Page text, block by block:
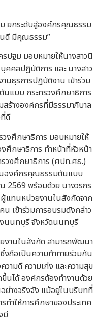
ยกระดับสู่องค์กรคุณธรรม
นดี มีคุณธรรม”
ปฐม มอบหมายให้นางสาวนิ
คลปฏิบัติการ และ นางสาว
นธุรการปฏิบัติงาน เข้าร่วม
แบบ กระทรวงศึกษาธิการ
ร้างองค์กรที่มีธรรมาภิบาล
ดี
งศึกษาธิการ มอบหมายให้
ศึกษาธิการ ทำหน้าที่หัวหน้า
วงศึกษาธิการ (ศปท.ศธ.)
นองค์กรคุณธรรมต้นแบบ
2569 พร้อมด้วย นางวรภร
แทนหน่วยงานในสังกัดจาก
เข้าร่วมการอบรมดังกล่าว
งนนทบุรี จังหวัดนนทบุรี
งานในสังกัด สามารถพัฒนา
ถือเป็นความท้าทายร่วมกัน
ามดี ความเก่ง และความสุข
นได้ องค์กรต้องทำงานด้วย
ย่างจริงจัง แม้อยู่ในบริบทที่
ทำให้การศึกษาของประเทศ
มี